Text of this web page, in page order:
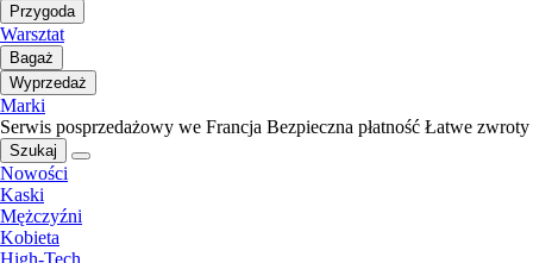
Przygoda
Warsztat
Bagaż
Wyprzedaż
Marki
Serwis posprzedażowy we Francja Bezpieczna płatność Łatwe zwroty
Szukaj
Nowości
Kaski
Mężczyźni
Kobieta
High-Tech